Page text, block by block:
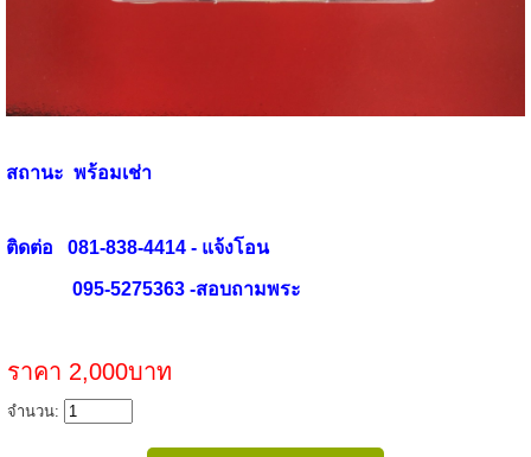
สถานะ พร้อมเช่า
ติดต่อ 081-838-4414 - แจ้งโอน
095-5275363 -สอบถามพระ
ราคา 2,000บาท
จำนวน: